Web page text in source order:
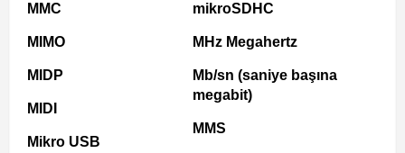
MMC
MIMO
MIDP
MIDI
Mikro USB
mikroSDHC
MHz Megahertz
Mb/sn (saniye başına
megabit)
MMS